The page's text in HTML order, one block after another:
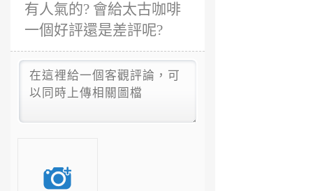
有人氣的? 會給太古咖啡
一個好評還是差評呢?